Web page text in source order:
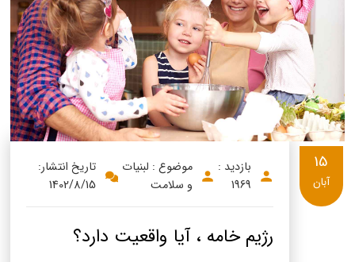
کشک
خامه
سینما دوماس
رادیو دوماس
دانستنی های سلامت
گالری تصاویر
English
Russian
Arabic
بازدید :
1969
موضوع : لبنیات
و سلامت
تاریخ انتشار:
1402/8/15
رژیم خامه ، آیا واقعیت دارد؟
15
آبان